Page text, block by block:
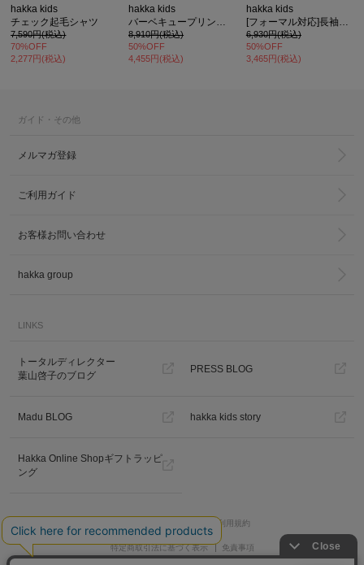
hakka kids
チェック起毛シャツ
7,590円(税込)
70%OFF
2,277円(税込)
hakka kids
バーベキュープリントオープンカラー半袖シャツ
8,910円(税込)
50%OFF
4,455円(税込)
hakka kids
[フォーマル対応]長袖チェックシャツ
6,930円(税込)
50%OFF
3,465円(税込)
ガイド・その他
メルマガ登録
ご利用ガイド
お客様お問い合わせ
hakka group
LINKS
トータルディレクター
葉山啓子のブログ
PRESS BLOG
Madu BLOG hakka kids story
Hakka Online Shopギフトラッピ
ング
ご利用規約
特定商取引法に基づく表示 免責事項